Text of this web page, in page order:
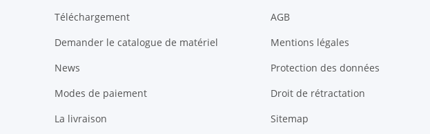
Téléchargement
Demander le catalogue de matériel
News
Modes de paiement
La livraison
AGB
Mentions légales
Protection des données
Droit de rétractation
Sitemap